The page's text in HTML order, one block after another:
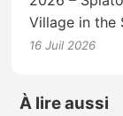
Village in the
16 Juil 2026
À lire aussi